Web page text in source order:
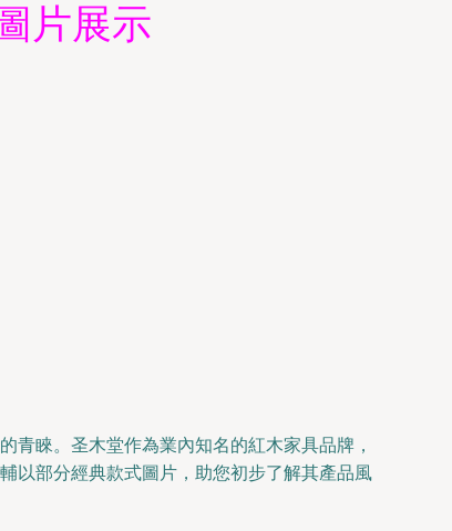
片展示
青睞。圣木堂作為業內知名的紅木家具品牌，
以部分經典款式圖片，助您初步了解其產品風